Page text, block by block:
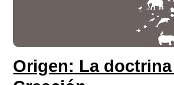
Origen: La